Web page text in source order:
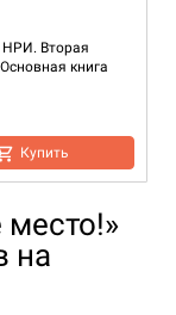
НРИ. Вторая
книга
Купить
место!»
на